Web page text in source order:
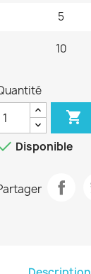
5
10

Disponible